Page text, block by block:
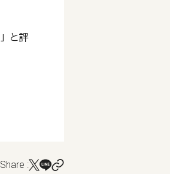
と評
Share :